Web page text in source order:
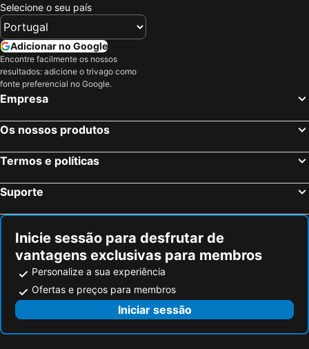
Selecione o seu país
Adicionar no Google
Encontre facilmente os nossos
resultados: adicione o trivago como
fonte preferencial no Google.
Empresa
Os nossos produtos
Termos e políticas
Suporte
Inicie sessão para desfrutar de
vantagens exclusivas para membros
Personalize a sua experiência
Ofertas e preços para membros
Iniciar sessão